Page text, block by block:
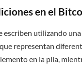
en el
escriben utilizando
representan
en la pila,